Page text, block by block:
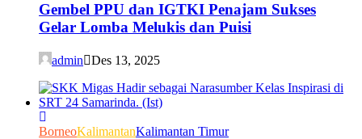
Gembel PPU dan IGTKI Penajam Sukses
Gelar Lomba Melukis dan Puisi
admin Des 13, 2025
BorneoKalimantanKalimantan Timur